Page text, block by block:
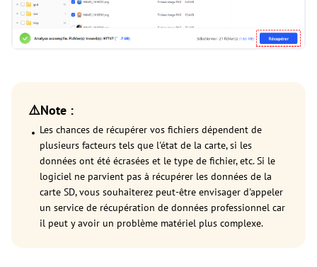
⚠️Note :
Les chances de récupérer vos fichiers dépendent de
plusieurs facteurs tels que l'état de la carte, si les
données ont été écrasées et le type de fichier, etc. Si le
logiciel ne parvient pas à récupérer les données de la
carte SD, vous souhaiterez peut-être envisager d'appeler
un service de récupération de données professionnel car
il peut y avoir un problème matériel plus complexe.